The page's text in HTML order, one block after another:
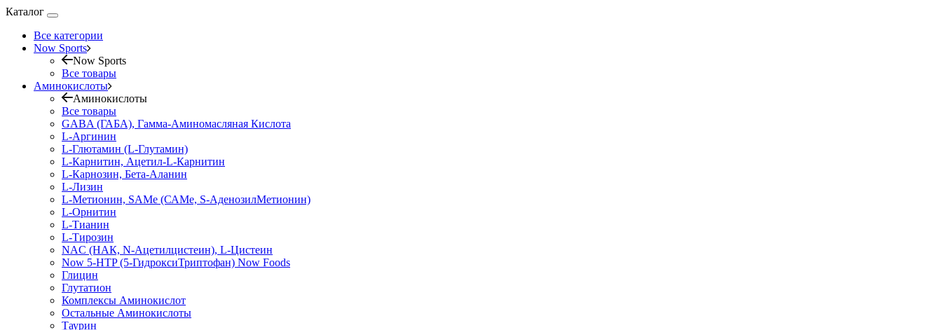
Каталог
Все категории
Now Sports
Now Sports
Все товары
Аминокислоты
Аминокислоты
Все товары
GABA (ГАБА), Гамма-Аминомасляная Кислота
L-Аргинин
L-Глютамин (L-Глутамин)
L-Карнитин, Ацетил-L-Карнитин
L-Карнозин, Бета-Аланин
L-Лизин
L-Метионин, SAMe (САМе, S-АденозилМетионин)
L-Орнитин
L-Тианин
L-Тирозин
NAC (НАК, N-Ацетилцистеин), L-Цистеин
Now 5-HTP (5-ГидроксиТриптофан) Now Foods
Глицин
Глутатион
Комплексы Аминокислот
Остальные Аминокислоты
Таурин